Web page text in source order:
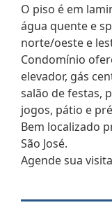
O piso é em
água quente e
norte/oeste e
Condomínio
elevador, gás
salão de festas,
jogos, pátio e
Bem localizado
São José.
Agende sua